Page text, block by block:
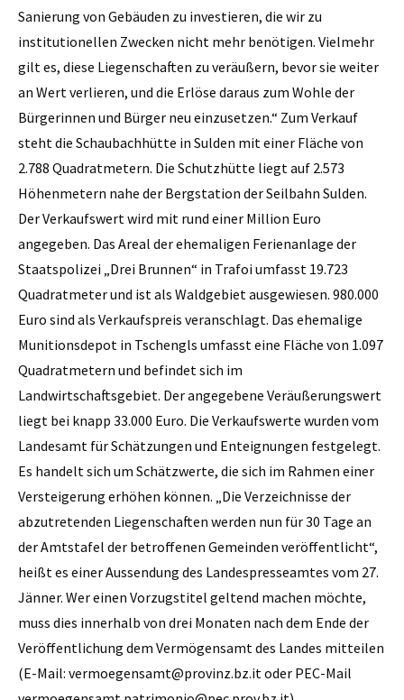
Sanierung von Gebäuden zu investieren, die wir zu
institutionellen Zwecken nicht mehr benötigen. Vielmehr
gilt es, diese Liegenschaften zu veräußern, bevor sie weiter
an Wert verlieren, und die Erlöse daraus zum Wohle der
Bürgerinnen und Bürger neu einzusetzen.“ Zum Verkauf
steht die Schaubachhütte in Sulden mit einer Fläche von
2.788 Quadratmetern. Die Schutzhütte liegt auf 2.573
Höhenmetern nahe der Bergstation der Seilbahn Sulden.
Der Verkaufswert wird mit rund einer Million Euro
angegeben. Das Areal der ehemaligen Ferienanlage der
Staatspolizei „Drei Brunnen“ in Trafoi umfasst 19.723
Quadratmeter und ist als Waldgebiet ausgewiesen. 980.000
Euro sind als Verkaufspreis veranschlagt. Das ehemalige
Munitionsdepot in Tschengls umfasst eine Fläche von 1.097
Quadratmetern und befindet sich im
Landwirtschaftsgebiet. Der angegebene Veräußerungswert
liegt bei knapp 33.000 Euro. Die Verkaufswerte wurden vom
Landesamt für Schätzungen und Enteignungen festgelegt.
Es handelt sich um Schätzwerte, die sich im Rahmen einer
Versteigerung erhöhen können. „Die Verzeichnisse der
abzutretenden Liegenschaften werden nun für 30 Tage an
der Amtstafel der betroffenen Gemeinden veröffentlicht“,
heißt es einer Aussendung des Landespresseamtes vom 27.
Jänner. Wer einen Vorzugstitel geltend machen möchte,
muss dies innerhalb von drei Monaten nach dem Ende der
Veröffentlichung dem Vermögensamt des Landes mitteilen
(E-Mail: vermoegensamt@provinz.bz.it oder PEC-Mail